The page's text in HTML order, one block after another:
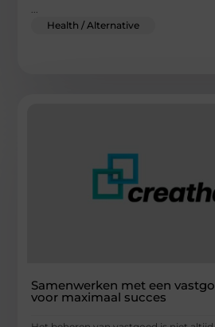
...
Health / Alternative
Samenwerken met een
voor maximaal succes